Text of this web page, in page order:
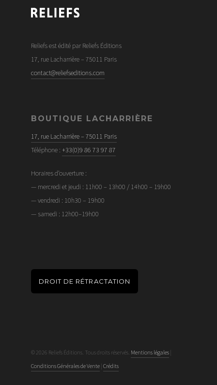
Reliefs est édité par Reliefs Éditions
17, rue Lacharrière – 75011 Paris
contact@reliefseditions.com
BOUTIQUE LACHARRIÈRE
17, rue Lacharrière – 75011 Paris
Téléphone : +33(0)9 86 73 97 87
Horaires d’ouverture :
— mercredi et jeudi : 11h00 – 13h00 / 14h00 – 19h00
— vendredi : 10h30 – 19h00
— samedi : 12h00–19h00
DROIT DE RÉTRACTATION
© 2026 Reliefs Éditions. Tous droits réservés. Mentions légales |
Conditions Générales de Vente | Crédits